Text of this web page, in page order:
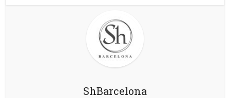
ShBarcelona